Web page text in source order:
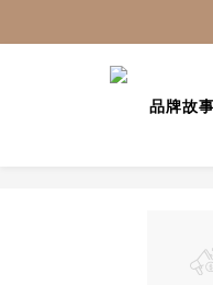
品牌故事